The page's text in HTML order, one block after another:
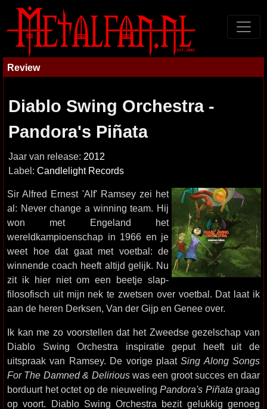
Review
Diablo Swing Orchestra -
Pandora's Piñata
Jaar van release: 2012
Label: Candlelight Records
Sir Alfred Ernest 'Alf' Ramsey zei het
al: Never change a winning team. Hij
won met Engeland het
wereldkampioenschap in 1966 en je
weet hoe dat gaat met voetbal: de
winnende coach heeft altijd gelijk. Nu
zit ik hier niet om een beetje slap-
filosofisch uit mijn nek te zwetsen over voetbal. Dat laat ik
aan de heren Derksen, Van der Gijp en Genee over.
Ik kan me zo voorstellen dat het Zweedse gezelschap van
Diablo Swing Orchestra inspiratie geput heeft uit de
uitspraak van Ramsey. De vorige plaatSing Along Songs
For The Damned & Deliriouswas een groot succes en daar
borduurt het octet op de nieuweling Pandora's Piñata graag
op voort. Diablo Swing Orchestra bezit gelukkig genoeg